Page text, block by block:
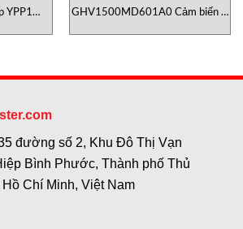
YPP1
GHV1500MD601A0 Cảm biến vị
đường số 2, Khu Đô Thị Vạn
Bình Phước, Thành phố Thủ
Chí Minh, Việt Nam